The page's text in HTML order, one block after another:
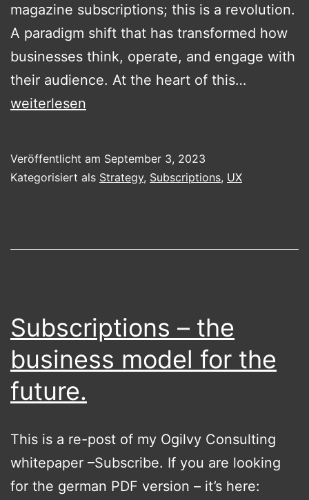
magazine subscriptions; this is a revolution.
A paradigm shift that has transformed how
businesses think, operate, and engage with
their audience. At the heart of this…
weiterlesen
Veröffentlicht am September 3, 2023
Kategorisiert als Strategy, Subscriptions, UX
Subscriptions – the
business model for the
future.
This is a re-post of my Ogilvy Consulting
whitepaper –Subscribe. If you are looking
for the german PDF version – it’s here: